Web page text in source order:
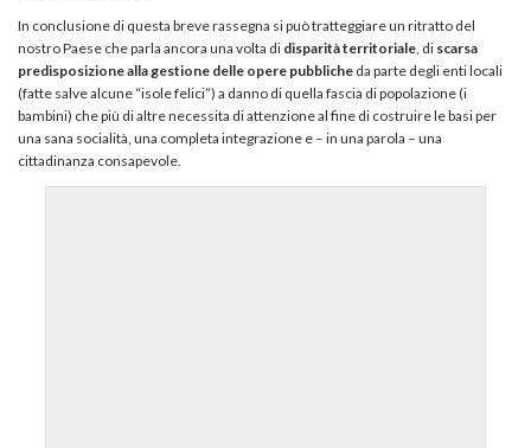
In conclusione di questa breve rassegna si può tratteggiare un ritratto del
nostro Paese che parla ancora una volta di disparità territoriale, di scarsa
predisposizione alla gestione delle opere pubbliche da parte degli enti locali
(fatte salve alcune “isole felici”) a danno di quella fascia di popolazione (i
bambini) che più di altre necessita di attenzione al fine di costruire le basi per
una sana socialità, una completa integrazione e – in una parola – una
cittadinanza consapevole.